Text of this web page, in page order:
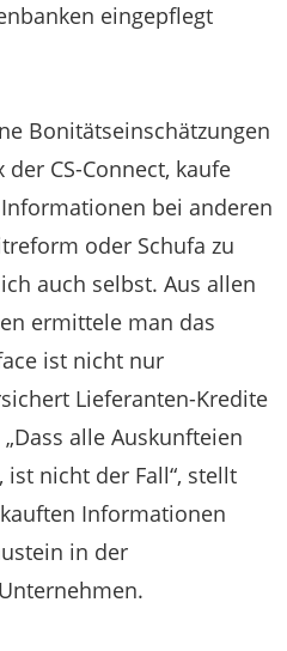
eingepflegt
Bonitätseinschätzungen
CS-Connect, kaufe
bei anderen
oder Schufa zu
auch selbst. Aus allen
ermittele man das
ist nicht nur
Lieferanten-Kredite
alle Auskunfteien
nicht der Fall“, stellt
Informationen
in der